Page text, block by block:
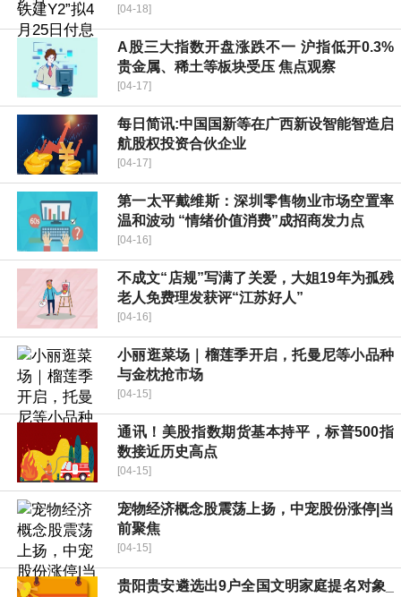
[04-18]
A股三大指数开盘涨跌不一 沪指低开0.3%
贵金属、稀土等板块受压 焦点观察
[04-17]
每日简讯:中国国新等在广西新设智能智造启
航股权投资合伙企业
[04-17]
第一太平戴维斯：深圳零售物业市场空置率
温和波动 “情绪价值消费”成招商发力点
[04-16]
不成文“店规”写满了关爱，大姐19年为孤残
老人免费理发获评“江苏好人”
[04-16]
小丽逛菜场｜榴莲季开启，托曼尼等小品种
与金枕抢市场
[04-15]
通讯！美股指数期货基本持平，标普500指
数接近历史高点
[04-15]
宠物经济概念股震荡上扬，中宠股份涨停|当
前聚焦
[04-15]
贵阳贵安遴选出9户全国文明家庭提名对象_